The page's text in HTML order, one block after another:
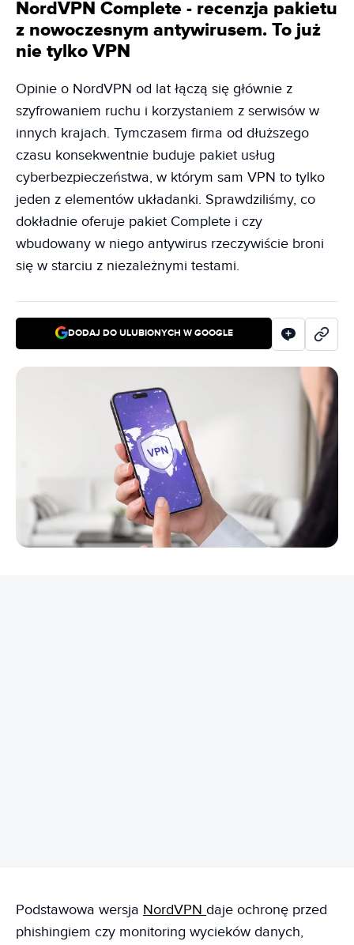
NordVPN Complete - recenzja pakietu
z nowoczesnym antywirusem. To już
nie tylko VPN
Opinie o NordVPN od lat łączą się głównie z
szyfrowaniem ruchu i korzystaniem z serwisów w
innych krajach. Tymczasem firma od dłuższego
czasu konsekwentnie buduje pakiet usług
cyberbezpieczeństwa, w którym sam VPN to tylko
jeden z elementów układanki. Sprawdziliśmy, co
dokładnie oferuje pakiet Complete i czy
wbudowany w niego antywirus rzeczywiście broni
się w starciu z niezależnymi testami.
DODAJ DO ULUBIONYCH W GOOGLE
Podstawowa wersja NordVPN daje ochronę przed
phishingiem czy monitoring wycieków danych,